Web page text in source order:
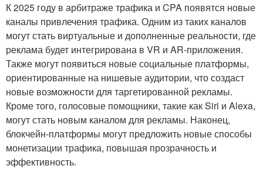
К 2025 году в арбитраже трафика и CPA появятся новые
каналы привлечения трафика. Одним из таких каналов
могут стать виртуальные и дополненные реальности, где
реклама будет интегрирована в VR и AR-приложения.
Также могут появиться новые социальные платформы,
ориентированные на нишевые аудитории, что создаст
новые возможности для таргетированной рекламы.
Кроме того, голосовые помощники, такие как Siri и Alexa,
могут стать новым каналом для рекламы. Наконец,
блокчейн-платформы могут предложить новые способы
монетизации трафика, повышая прозрачность и
эффективность.